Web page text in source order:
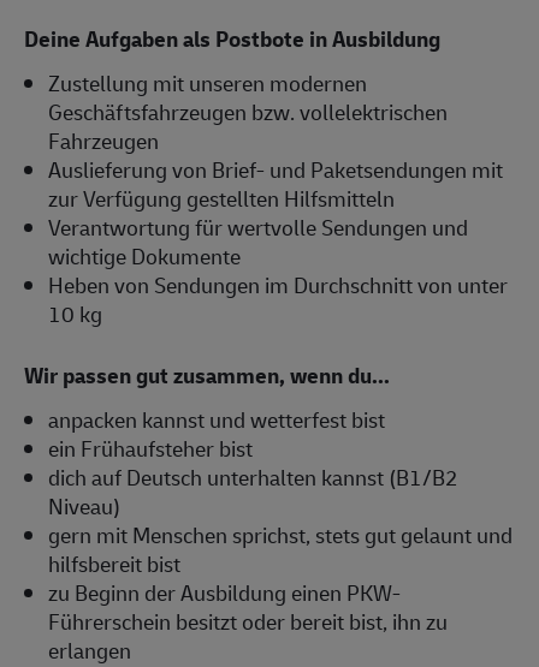
Deine Aufgaben als Postbote in Ausbildung
Zustellung mit unseren modernen
Geschäftsfahrzeugen bzw. vollelektrischen
Fahrzeugen
Auslieferung von Brief- und Paketsendungen mit
zur Verfügung gestellten Hilfsmitteln
Verantwortung für wertvolle Sendungen und
wichtige Dokumente
Heben von Sendungen im Durchschnitt von unter
10 kg
Wir passen gut zusammen, wenn du...
anpacken kannst und wetterfest bist
ein Frühaufsteher bist
dich auf Deutsch unterhalten kannst (B1/B2
Niveau)
gern mit Menschen sprichst, stets gut gelaunt und
hilfsbereit bist
zu Beginn der Ausbildung einen PKW-
Führerschein besitzt oder bereit bist, ihn zu
erlangen